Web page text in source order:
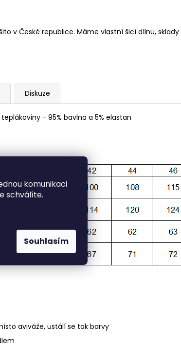
komunikaci
schválíte.
Souhlasím
v České republice. Máme vlastní šicí dílnu, sklady
Diskuze
- 95% bavlna a 5% elastan
aviváže, ustálí se tak barvy